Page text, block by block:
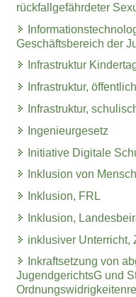
rückfallgefährdeter
Geschäftsbereich der
Infrastruktur
Infrastruktur,
Infrastruktur,
Ingenieurgesetz
Initiative Digitale
Inklusion von
Inklusion, FRL
Inklusion,
inklusiver Unterricht,
Inkraftsetzung von
JugendgerichtsG und